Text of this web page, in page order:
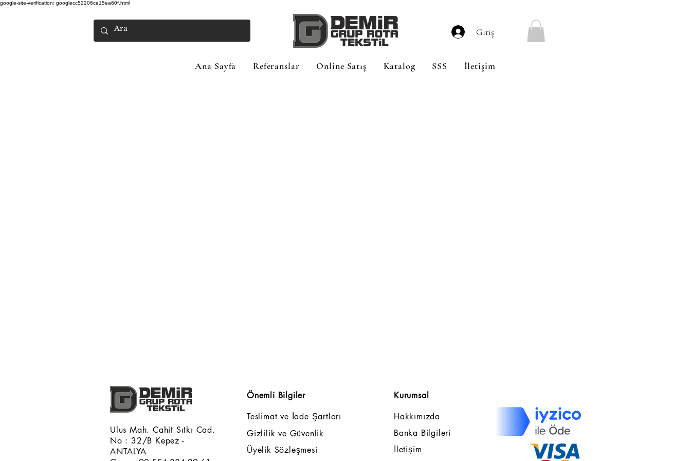
google-site-verification: googlecc52206ce15ea60f.html
Giriş
Ana Sayfa Referanslar Online Satış Katalog SSS İletişim
Ulus Mah. Cahit Sıtkı Cad.
No : 32/B Kepez -
ANTALYA
Önemli Bilgiler
Teslimat ve İade Şartları
Gizlilik ve Güvenlik
Üyelik Sözleşmesi
Kurumsal
Hakkımızda
Banka Bilgileri
İletişim